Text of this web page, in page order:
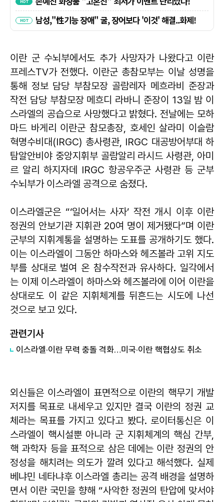
이란 군 수뇌부에서도 추가 사망자가 나왔다고 이란
프레스TV가 전했다. 이란군 총참모부는 이날 성명을
통해 정보 담당 부참모장 골람레자 메흐라비 준장과
작전 담당 부참모장 메흐디 라바니 준장이 13일 밤 이
스라엘의 공습으로 사망했다고 밝혔다. 전날에는 모하
마드 바게리 이란군 참모총장, 호세인 살라미 이슬람
혁명수비대(IRGC) 총사령관, IRGC 대공방어부대 하
탐알안비야 중앙지휘부 골람알리 라시드 사령관, 아미
르 알리 하지자데 IRGC 항공우주군 사령관 등 군부
수뇌부가 이스라엘 공격으로 숨졌다.
이스라엘군은 “‘일어서는 사자’ 작전 개시 이후 이란
정권의 안보기관 지휘관 20여 명이 제거됐다”며 이란
군부의 지휘계통을 설명하는 도표를 공개하기도 했다.
이는 이스라엘이 그동안 하마스와 헤즈볼라 고위 지도
부를 상대로 벌여 온 참수작전과 유사하다. 일각에서
는 이제 이스라엘이 하마스와 헤즈볼라에 이어 이란을
상대로도 이 같은 지휘체계를 뒤흔드는 시도에 나선
것으로 보고 있다.
관련기사
이스라엘·이란 무력 충돌 격화…미국·이란 핵협상도 취소
외신들은 이스라엘이 표면적으로 이란의 핵무기 개발
저지를 목표로 내세우고 있지만 결국 이란의 정권 교
체라는 목표를 가지고 있다고 봤다. 로이터통신은 이
스라엘이 핵시설뿐 아니라 군 지휘체계의 핵심 간부,
핵 과학자 등을 표적으로 삼은 데에는 이란 정권의 안
정성을 해치려는 의도가 깔려 있다고 해석했다. 실제
베냐민 네타냐후 이스라엘 총리는 공격 배경을 설명하
면서 이란 국민을 향해 “사악한 정권의 탄압에 맞서야